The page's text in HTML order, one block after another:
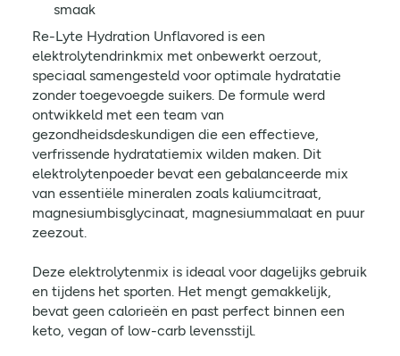
smaak
Re-Lyte Hydration Unflavored is een
elektrolytendrinkmix met onbewerkt oerzout,
speciaal samengesteld voor optimale hydratatie
zonder toegevoegde suikers. De formule werd
ontwikkeld met een team van
gezondheidsdeskundigen die een effectieve,
verfrissende hydratatiemix wilden maken. Dit
elektrolytenpoeder bevat een gebalanceerde mix
van essentiële mineralen zoals kaliumcitraat,
magnesiumbisglycinaat, magnesiummalaat en puur
zeezout.
Deze elektrolytenmix is ideaal voor dagelijks gebruik
en tijdens het sporten. Het mengt gemakkelijk,
bevat geen calorieën en past perfect binnen een
keto, vegan of low-carb levensstijl.